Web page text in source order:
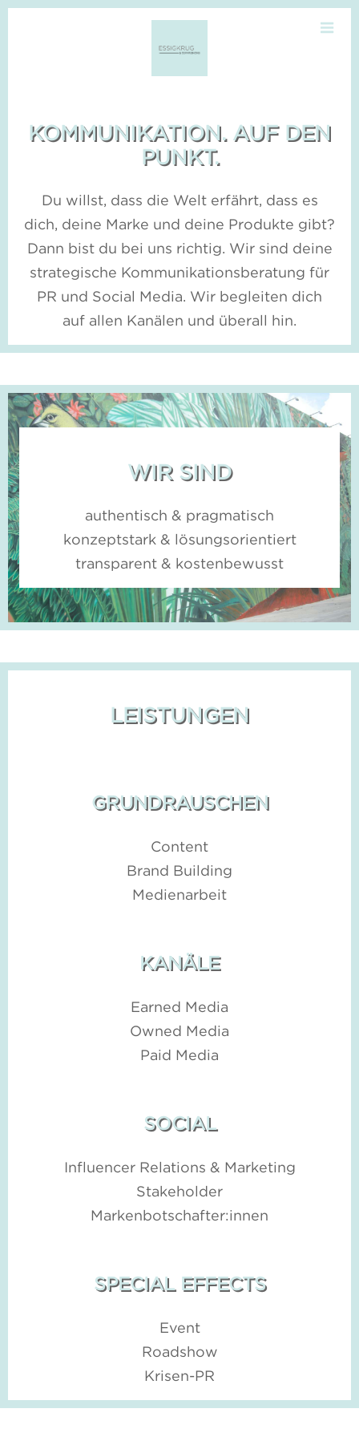
Skip
KOMMUNIKATION. AUF DEN
PUNKT.
Du willst, dass die Welt erfährt, dass es
dich, deine Marke und deine Produkte gibt?
Dann bist du bei uns richtig. Wir sind deine
strategische Kommunikationsberatung für
PR und Social Media. Wir begleiten dich
auf allen Kanälen und überall hin.
WIR SIND
authentisch & pragmatisch
konzeptstark & lösungsorientiert
transparent & kostenbewusst
LEISTUNGEN
GRUNDRAUSCHEN
Content
Brand Building
Medienarbeit
KANÄLE
Earned Media
Owned Media
Paid Media
SOCIAL
Influencer Relations & Marketing
Stakeholder
Markenbotschafter:innen
SPECIAL EFFECTS
Event
Roadshow
Krisen-PR